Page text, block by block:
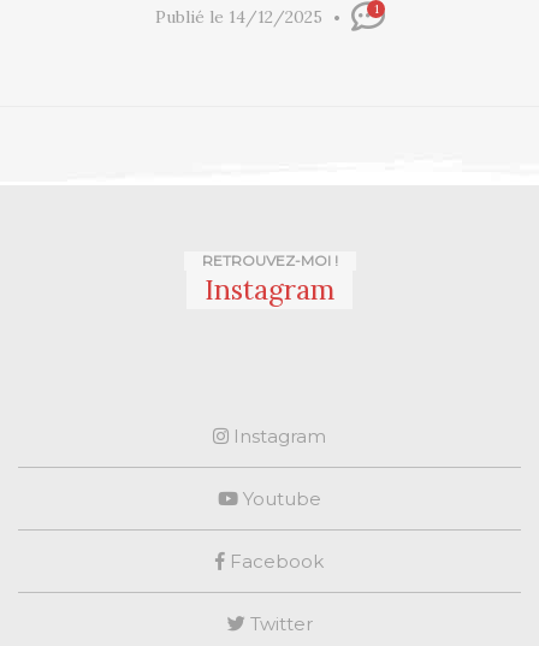
Publié le 14/12/2025 1
RETROUVEZ-MOI !
Instagram
Instagram
Youtube
Facebook
Twitter